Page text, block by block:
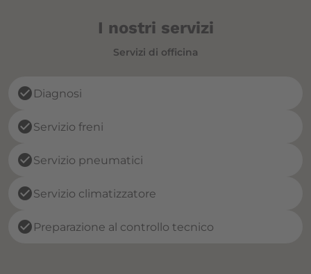
I nostri servizi
Servizi di officina
check_circle Diagnosi
check_circleServizio freni
check_circleServizio pneumatici
check_circleServizio climatizzatore
check_circle Preparazione al controllo tecnico